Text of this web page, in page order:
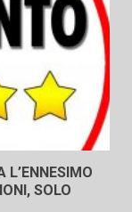
L’ENNESIMO
SOLO